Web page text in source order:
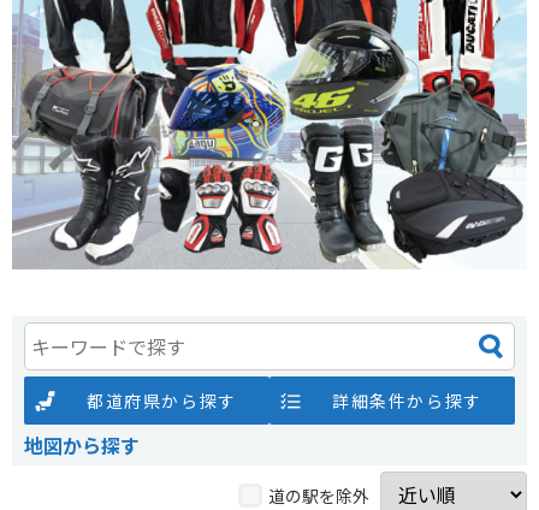
都道府県から探す 詳細条件から探す
地図から探す
道の駅を除外